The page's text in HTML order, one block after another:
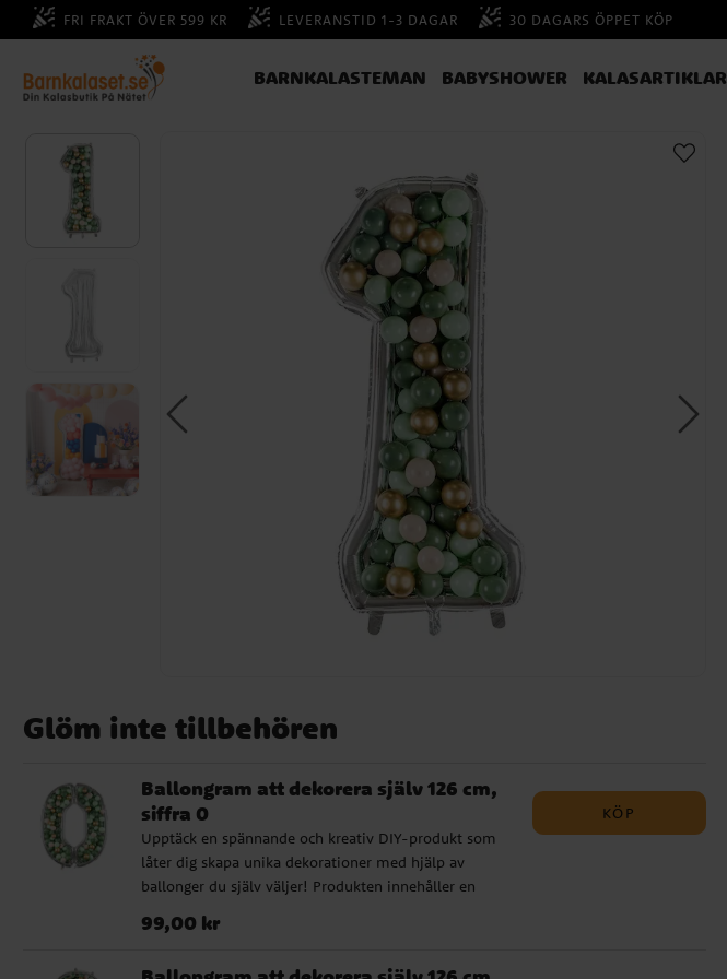
FRI FRAKT ÖVER 599 KR LEVERANSTID 1-3 DAGAR 30 DAGARS ÖPPET KÖP
BARNKALASTEMAN BABYSHOWER KALASARTIKLAR
Glöm inte tillbehören
Ballongram att dekorera själv 126 cm,
siffra 0
Upptäck en spännande och kreativ DIY-produkt som
låter dig skapa unika dekorationer med hjälp av
ballonger du själv väljer! Produkten innehåller en
imponerande 126 cm hög. För att underlätta din
Pris :99,00 kr
99,00 kr
KÖP